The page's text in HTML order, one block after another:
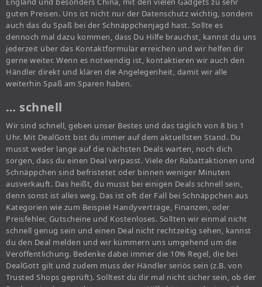
guten Preisen. Uns ist nicht nur der Datenschutz wichtig, sondern
auch das du Spaß bei der Schnäppchenjagd hast. Sollte es
dennoch mal dazu kommen, dass Du Hilfe brauchst, kannst du uns
jederzeit über das Kontaktformular erreichen und wir helfen dir
gerne weiter. Wenn es notwendig ist, kontaktieren wir auch den
Händler direkt und klären die Angelegenheit, damit wir alle
weiterhin Spaß am Sparen haben.
… schnell
Wir sind schnell, geben unser Bestes und das täglich von 8 bis 1
Uhr. Mit DealGott bist du immer auf dem aktuellsten Stand. Du
musst weder lange auf die nächsten Deals warten, noch dich
sorgen, dass du einen Deal verpasst. Viele der Rabattaktionen und
Schnäppchen sind befristetet oder binnen weniger Minuten
ausverkauft. Das heißt, du musst bei einigen Deals schnell sein,
denn sonst ist alles weg. Das ist oft der Fall bei Schnäppchen aus
Kategorien wie zum Beispiel Handyverträge, Finanzen, oder
Preisfehler, Gutscheine und Kostenloses. Sollten wir einmal nicht
schnell genug sein und einen Deal nicht rechtzeitig sehen, kannst
du den Deal melden und wir kümmern uns umgehend um die
Veröffentlichung. Bedenke dabei immer die 10% Regel, die bei
DealGott gilt und zudem muss der Händler seriös sein (z.B. von
Trusted Shops geprüft). Solltest du dir mal nicht sicher sein, ob der